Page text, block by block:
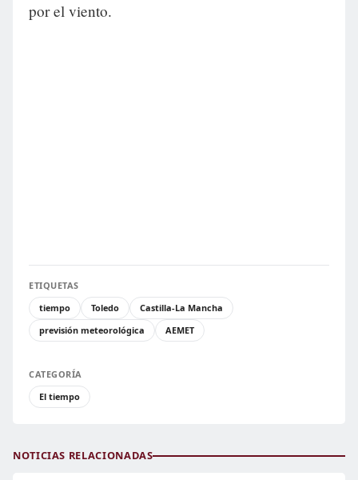
por el viento.
ETIQUETAS
tiempo
Toledo
Castilla-La Mancha
previsión meteorológica
AEMET
CATEGORÍA
El tiempo
NOTICIAS RELACIONADAS